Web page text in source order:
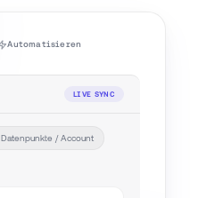
Automatisieren
LIVE SYNC
Datenpunkte / Account